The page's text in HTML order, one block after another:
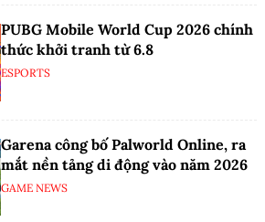
PUBG Mobile World Cup 2026 chính
thức khởi tranh từ 6.8
ESPORTS
Garena công bố Palworld Online, ra
mắt nền tảng di động vào năm 2026
GAME NEWS